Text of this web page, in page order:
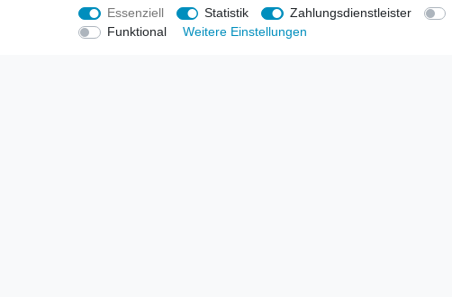
Entsorgungs- & Umweltbestimmungen
Größentabellen
Über uns
Essenziell Statistik Zahlungsdienstleister
Funktional
Weitere Einstellungen